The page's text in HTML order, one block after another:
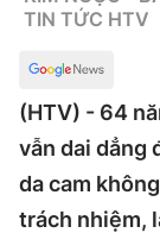
TIN TỨC HTV
(HTV) - 64
vẫn dai dẳng
da cam
trách nhiệm,